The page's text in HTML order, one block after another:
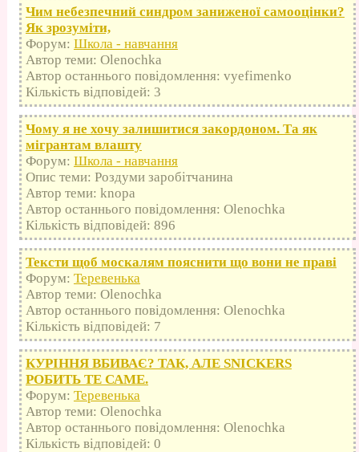
Чим небезпечний синдром заниженої самооцінки?
Як зрозуміти,
Форум: Школа - навчання
Автор теми: Olenochka
Автор останнього повідомлення: vyefimenko
Кількість відповідей: 3
Чому я не хочу залишитися закордоном. Та як
мігрантам влашту
Форум: Школа - навчання
Опис теми: Роздуми заробітчанина
Автор теми: knopa
Автор останнього повідомлення: Olenochka
Кількість відповідей: 896
Тексти щоб москалям пояснити що вони не праві
Форум: Теревенька
Автор теми: Olenochka
Автор останнього повідомлення: Olenochka
Кількість відповідей: 7
КУРІННЯ ВБИВАЄ? ТАК, АЛЕ SNICKERS
РОБИТЬ ТЕ САМЕ.
Форум: Теревенька
Автор теми: Olenochka
Автор останнього повідомлення: Olenochka
Кількість відповідей: 0